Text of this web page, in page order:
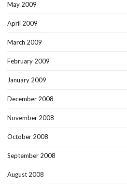
May 2009
April 2009
March 2009
February 2009
January 2009
December 2008
November 2008
October 2008
September 2008
August 2008